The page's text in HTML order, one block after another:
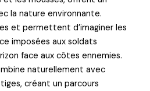
la nature environnante.
et permettent d’imaginer les
imposées aux soldats
face aux côtes ennemies.
naturellement avec
créant un parcours